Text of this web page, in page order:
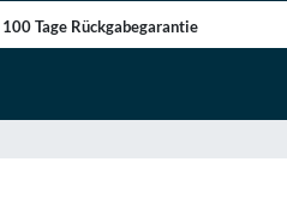
100 Tage Rückgabegarantie